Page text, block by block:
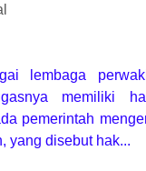
lembaga
memiliki
pemerintah
yang disebut hak...